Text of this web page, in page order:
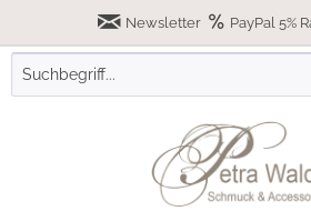
Newsletter PayPal 5%